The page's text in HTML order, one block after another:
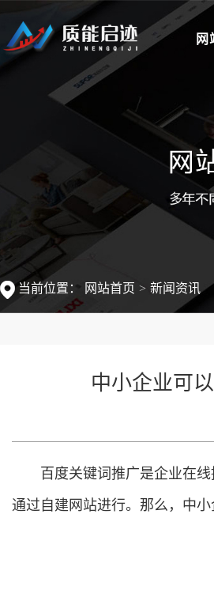
网
当前位置： 网站首页 新闻资讯
中小企业可
百度关键词推广是企业在
通过自建网站进行。那么，中